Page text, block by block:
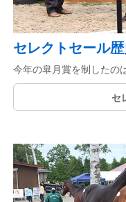
セレクトセール
今年の皐月賞を制したの
セ